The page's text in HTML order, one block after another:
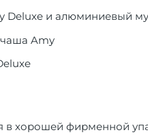
Deluxe и алюминиевый
Amy
в хорошей фирменной